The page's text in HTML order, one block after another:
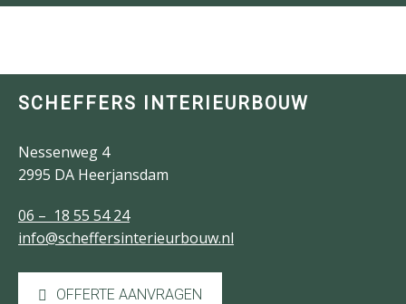
SCHEFFERS INTERIEURBOUW
Nessenweg 4
2995 DA Heerjansdam
06 – 18 55 54 24
info@scheffersinterieurbouw.nl
OFFERTE AANVRAGEN